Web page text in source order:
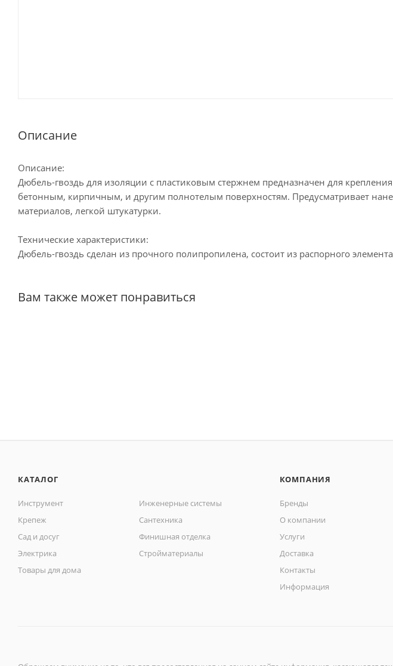
Описание
Описание:
Дюбель-гвоздь для изоляции с пластиковым стержнем предназначен для
бетонным, кирпичным, и другим полнотелым поверхностям. Предусматривает
материалов, легкой штукатурки.
Технические характеристики:
Дюбель-гвоздь сделан из прочного полипропилена, состоит из распорного
Вам также может понравиться
КАТАЛОГ
Инструмент
Инженерные системы
Крепеж
Сантехника
Сад и досуг
Финишная отделка
Электрика
Стройматериалы
Товары для дома
КОМПАНИЯ
Бренды
О компании
Услуги
Доставка
Контакты
Информация